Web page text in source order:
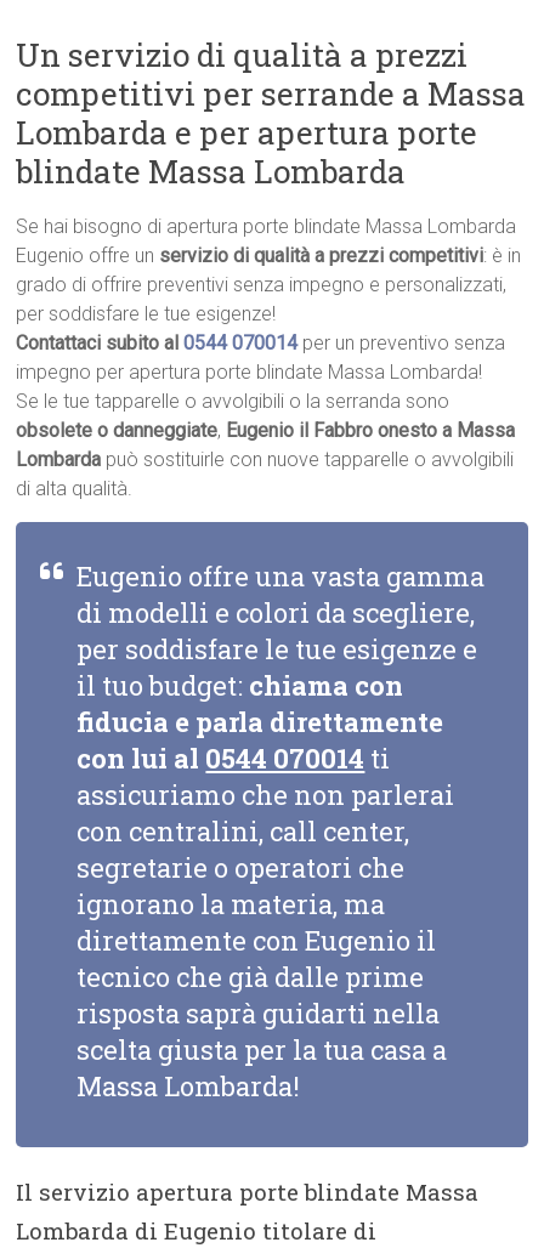
Un servizio di qualità a prezzi
competitivi per serrande a Massa
Lombarda e per apertura porte
blindate Massa Lombarda
Se hai bisogno di apertura porte blindate Massa Lombarda
Eugenio offre un servizio di qualità a prezzi competitivi: è in
grado di offrire preventivi senza impegno e personalizzati,
per soddisfare le tue esigenze!
Contattaci subito al0544 070014 per un preventivo senza
impegno per apertura porte blindate Massa Lombarda!
Se le tue tapparelle o avvolgibili o la serranda sono
obsolete o danneggiate, Eugenio il Fabbro onesto a Massa
Lombarda può sostituirle con nuove tapparelle o avvolgibili
di alta qualità.
Eugenio offre una vasta gamma
di modelli e colori da scegliere,
per soddisfare le tue esigenze e
il tuo budget: chiama con
fiducia e parla direttamente
con lui al 0544 070014 ti
assicuriamo che non parlerai
con centralini, call center,
segretarie o operatori che
ignorano la materia, ma
direttamente con Eugenio il
tecnico che già dalle prime
risposta saprà guidarti nella
scelta giusta per la tua casa a
Massa Lombarda!
Il servizio apertura porte blindate Massa
Lombarda di Eugenio titolare di